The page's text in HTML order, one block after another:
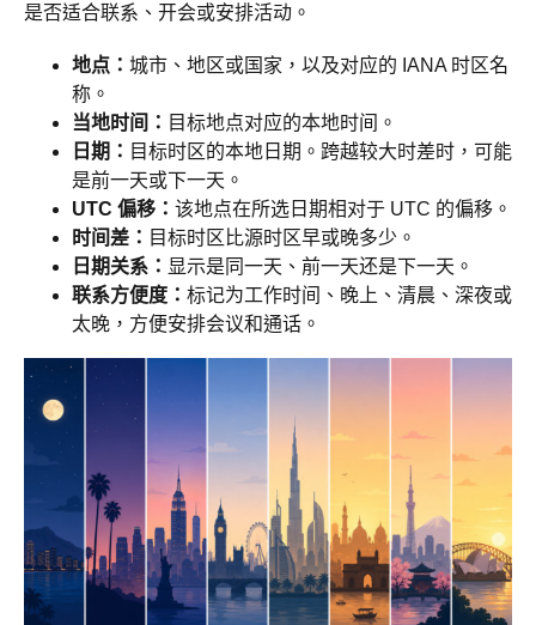
是否适合联系、开会或安排活动。
地点： 城市、地区或国家，以及对应的 IANA 时区名
称。
当地时间： 目标地点对应的本地时间。
日期： 目标时区的本地日期。跨越较大时差时，可能
是前一天或下一天。
UTC 偏移： 该地点在所选日期相对于 UTC 的偏移。
时间差： 目标时区比源时区早或晚多少。
日期关系： 显示是同一天、前一天还是下一天。
联系方便度： 标记为工作时间、晚上、清晨、深夜或
太晚，方便安排会议和通话。